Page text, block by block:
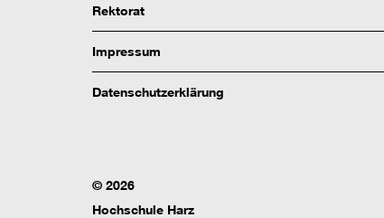
Rektorat
Impressum
Datenschutzerklärung
© 2026
Hochschule Harz